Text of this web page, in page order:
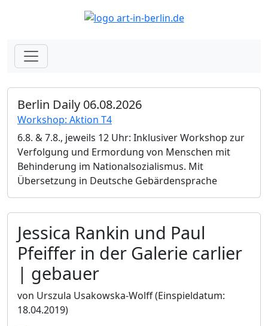
Berlin Daily 06.08.2026
Workshop: Aktion T4
6.8. & 7.8., jeweils 12 Uhr: Inklusiver Workshop zur
Verfolgung und Ermordung von Menschen mit
Behinderung im Nationalsozialismus. Mit
Übersetzung in Deutsche Gebärdensprache
Jessica Rankin und Paul
Pfeiffer in der Galerie carlier
| gebauer
von Urszula Usakowska-Wolff(Einspieldatum:
18.04.2019)